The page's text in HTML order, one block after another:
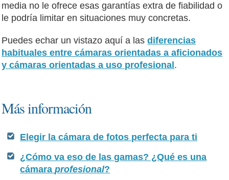
media no le ofrece esas garantías extra de fiabilidad o
le podría limitar en situaciones muy concretas.
Puedes echar un vistazo aquí a lasdiferencias
habituales entre cámaras orientadas a aficionados
y cámaras orientadas a uso profesional .
Más información
Elegir la cámara de fotos perfecta para ti
¿Cómo va eso de las gamas? ¿Qué es una
cámaraprofesional?